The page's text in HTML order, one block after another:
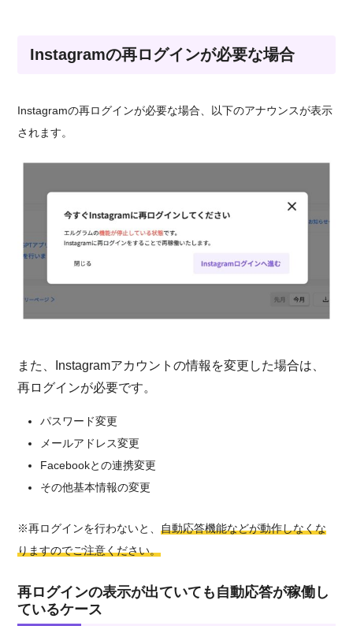
Instagramの再ログインが必要な場合
Instagramの再ログインが必要な場合、以下のアナウンスが表示
されます。
また、Instagramアカウントの情報を変更した場合は、
再ログインが必要です。
パスワード変更
メールアドレス変更
Facebookとの連携変更
その他基本情報の変更
※再ログインを行わないと、自動応答機能などが動作しなくな
りますのでご注意ください。
再ログインの表示が出ていても自動応答が稼働し
ているケース